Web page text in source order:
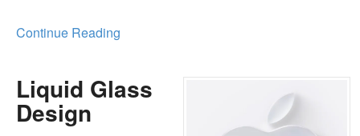
Continue Reading
Liquid Glass
Design